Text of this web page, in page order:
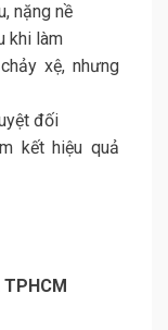
nặng nề
khi làm
xệ, nhưng
đối
kết hiệu quả